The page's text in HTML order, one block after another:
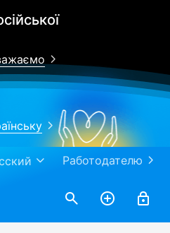
Работодателю